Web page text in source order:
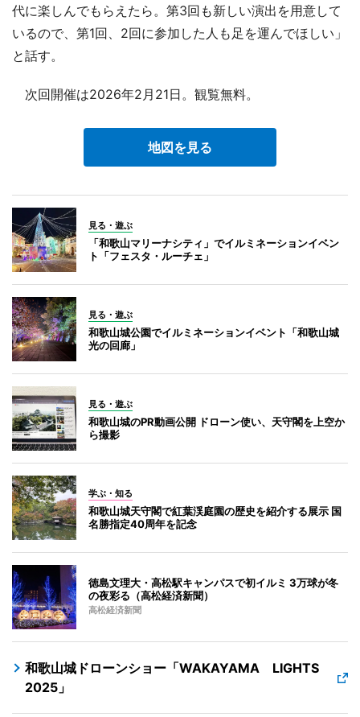
代に楽しんでもらえたら。第3回も新しい演出を用意して
いるので、第1回、2回に参加した人も足を運んでほしい」
と話す。
次回開催は2026年2月21日。観覧無料。
地図を見る
見る・遊ぶ
「和歌山マリーナシティ」でイルミネーションイベン
ト「フェスタ・ルーチェ」
見る・遊ぶ
和歌山城公園でイルミネーションイベント「和歌山城
光の回廊」
見る・遊ぶ
和歌山城のPR動画公開 ドローン使い、天守閣を上空か
ら撮影
学ぶ・知る
和歌山城天守閣で紅葉渓庭園の歴史を紹介する展示 国
名勝指定40周年を記念
徳島文理大・高松駅キャンパスで初イルミ 3万球が冬
の夜彩る（高松経済新聞）
高松経済新聞
和歌山城ドローンショー「WAKAYAMA LIGHTS
2025」